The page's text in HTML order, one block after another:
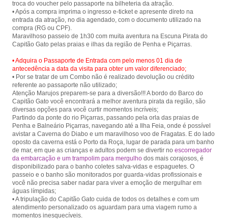
troca do voucher pelo passaporte na bilheteria da atração.
• Após a compra imprima o ingresso e-ticket e apresente direto na
entrada da atração, no dia agendado, com o documento utilizado na
compra (RG ou CPF).
Maravilhoso passeio de 1h30 com muita aventura na Escuna Pirata do
• Adquira o Passaporte de Entrada com pelo menos 01 dia de
antecedência a data da visita para obter um valor diferenciado;
• Por se tratar de um Combo não é realizado devolução ou crédito
referente ao passaporte não utilizado;
Atenção Marujos preparem-se para a diversão!!! A bordo do Barco do
Capitão Gato você encontrará a melhor aventura pirata da região, são
diversas opções para você curtir momentos incríveis;
Partindo da ponte do rio Piçarras, passando pela orla das praias de
Penha e Balneário Piçarras, navegando até a Ilha Feia, onde é possível
avistar a Caverna do Diabo e um maravilhoso voo de Fragatas. E do lado
oposto da caverna está o Porto da Roça, lugar de parada para um banho
de mar, em que as crianças e adultos podem se divertir no escorregador
da embarcação e um trampolim para mergulho dos mais corajosos, é
disponibilizado para o banho coletes salva-vidas e espaguetes. O
passeio e o banho são monitorados por guarda-vidas profissionais e
você não precisa saber nadar para viver a emoção de mergulhar em
águas límpidas;
• A tripulação do Capitão Gato cuida de todos os detalhes e com um
atendimento personalizado os aguardam para uma viagem rumo a